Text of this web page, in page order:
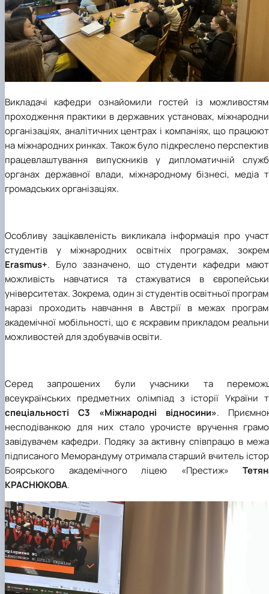
Викладачі кафедри ознайомили гостей із
проходження практики в державних установах,
організаціях, аналітичних центрах і компаніях, що
на міжнародних ринках. Також було підкреслено
працевлаштування випускників у дипломатичній
органах державної влади, міжнародному бізнесі, медіа
громадських організаціях.
Особливу зацікавленість викликала інформація про
студентів у міжнародних освітніх програмах,
Erasmus+. Було зазначено, що студенти кафедри
можливість навчатися та стажуватися в
університетах. Зокрема, один зі студентів освітньої
наразі проходить навчання в Австрії в межах
академічної мобільності, що є яскравим прикладом
можливостей для здобувачів освіти.
Серед запрошених були учасники та
всеукраїнських предметних олімпіад з історії України
спеціальності С3 «Міжнародні відносини».
несподіванкою для них стало урочисте вручення
завідувачем кафедри. Подяку за активну співпрацю в
підписаного Меморандуму отримала старший вчитель
Боярського академічного ліцею «Престиж»
КРАСНЮКОВА.